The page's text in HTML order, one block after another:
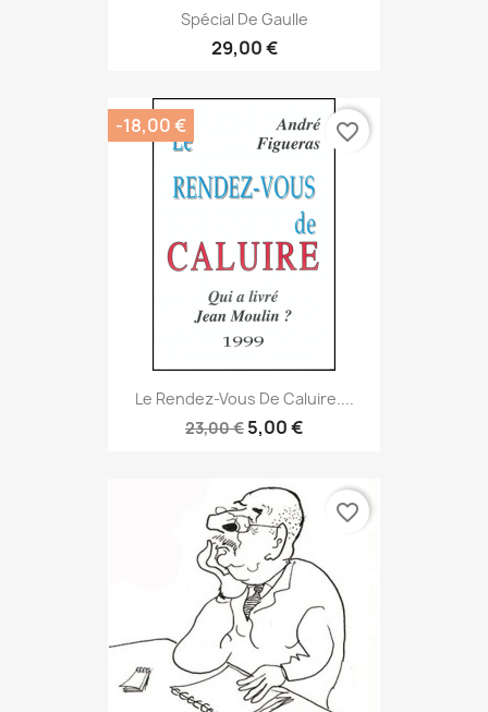
Spécial De Gaulle
29,00 €
Le Rendez-Vous De Caluire....
23,00 € 5,00 €
-18,00 € favorite_border
favorite_border